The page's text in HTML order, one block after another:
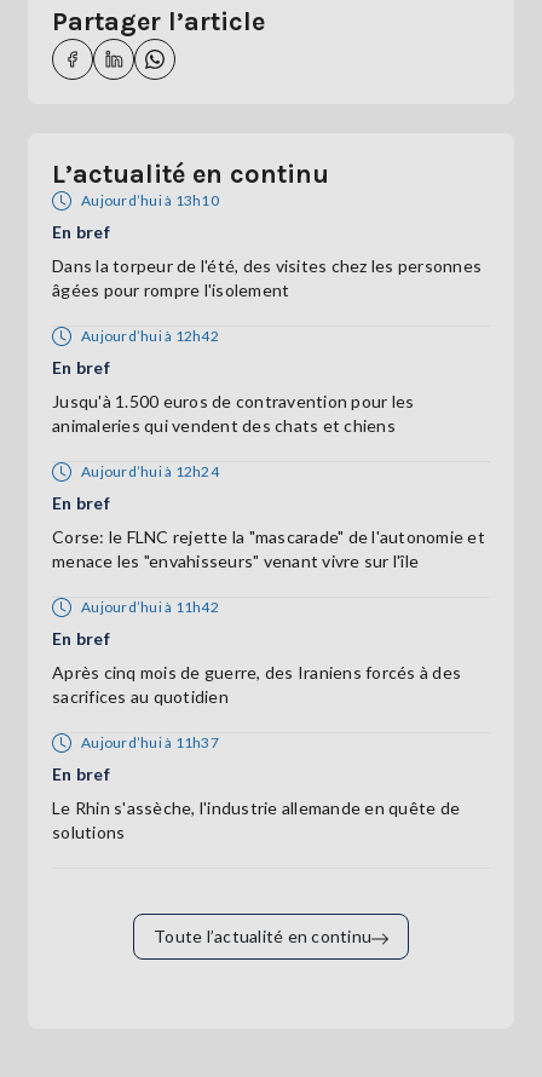
Partager l’article
L’actualité en continu
Aujourd’hui à 13h10
En bref
Dans la torpeur de l'été, des visites chez les personnes
âgées pour rompre l'isolement
Aujourd’hui à 12h42
En bref
Jusqu'à 1.500 euros de contravention pour les
animaleries qui vendent des chats et chiens
Aujourd’hui à 12h24
En bref
Corse: le FLNC rejette la "mascarade" de l'autonomie et
menace les "envahisseurs" venant vivre sur l'île
Aujourd’hui à 11h42
En bref
Après cinq mois de guerre, des Iraniens forcés à des
sacrifices au quotidien
Aujourd’hui à 11h37
En bref
Le Rhin s'assèche, l'industrie allemande en quête de
solutions
Toute l’actualité en continu